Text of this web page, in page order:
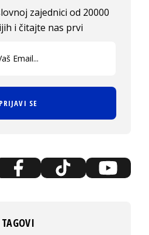
zajednici od 20000
i čitajte nas prvi
PRIJAVI SE
TAGOVI